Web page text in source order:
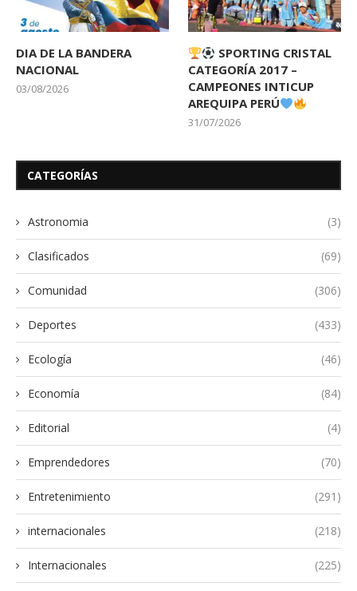
DIA DE LA BANDERA
NACIONAL
03/08/2026
SPORTING CRISTAL
CATEGORÍA 2017 –
CAMPEONES INTICUP
AREQUIPA PERÚ
31/07/2026
CATEGORÍAS
Astronomia (3)
Clasificados (69)
Comunidad (306)
Deportes (433)
Ecología (46)
Economía (84)
Editorial (4)
Emprendedores (70)
Entretenimiento (291)
internacionales (218)
Internacionales (225)